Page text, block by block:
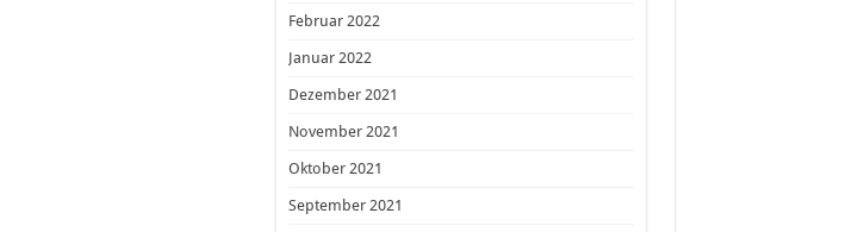
Februar 2022
Januar 2022
Dezember 2021
November 2021
Oktober 2021
September 2021